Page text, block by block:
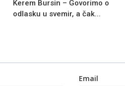
Kerem Bursin – Govorimo o
odlasku u svemir, a čak...
Email